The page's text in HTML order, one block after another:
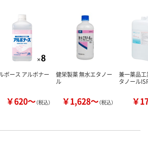
ボース アルボナー
￥620～（税込）
健栄製薬 無水エタノー
ル
￥1,628～（税込）
兼一薬品
タノール
￥